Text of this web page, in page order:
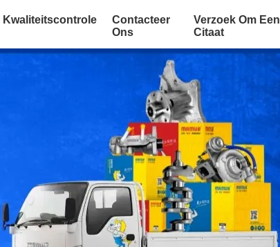
Kwaliteitscontrole
Contacteer
Ons
Verzoek Om Een
Citaat